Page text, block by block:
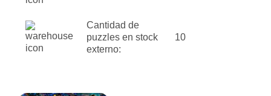
Cantidad de
puzzles en stock
externo:
10